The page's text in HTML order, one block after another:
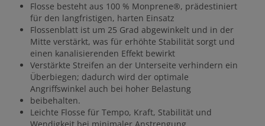
Flosse besteht aus 100 % Monprene®, prädestiniert
für den langfristigen, harten Einsatz
Flossenblatt ist um 25 Grad abgewinkelt und in der
Mitte verstärkt, was für erhöhte Stabilität sorgt und
einen kanalisierenden Effekt bewirkt
Verstärkte Streifen an der Unterseite verhindern ein
Überbiegen; dadurch wird der optimale
Angriffswinkel auch bei hoher Belastung
beibehalten.
Leichte Flosse für Tempo, Kraft, Stabilität und